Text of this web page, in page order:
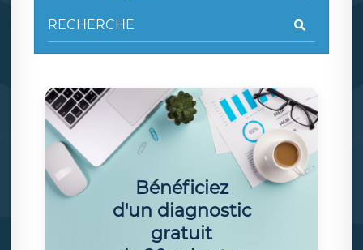
Bénéficiez
d'un diagnostic
gratuit